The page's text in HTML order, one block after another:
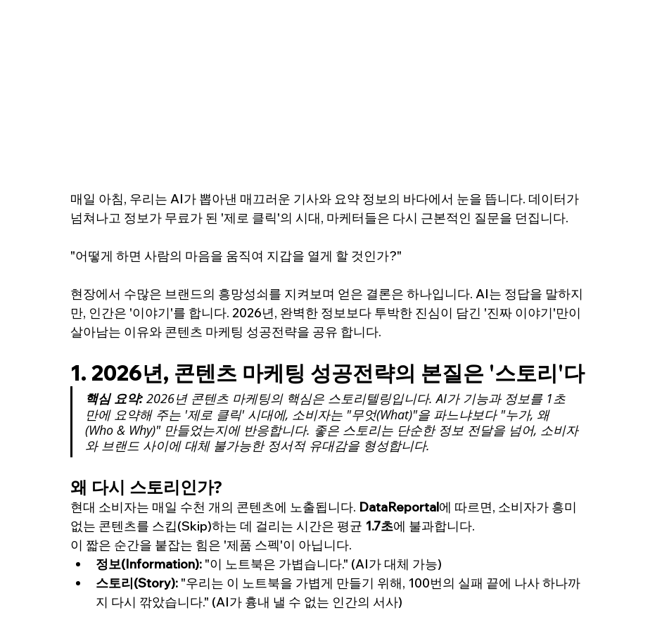
매일 아침, 우리는 AI가 뽑아낸 매끄러운 기사와 요약 정보의 바다에서 눈을 뜹니다. 데이터가
넘쳐나고 정보가 무료가 된 '제로 클릭'의 시대, 마케터들은 다시 근본적인 질문을 던집니다.
"어떻게 하면 사람의 마음을 움직여 지갑을 열게 할 것인가?"
현장에서 수많은 브랜드의 흥망성쇠를 지켜보며 얻은 결론은 하나입니다. AI는 정답을 말하지
만, 인간은 '이야기'를 합니다. 2026년, 완벽한 정보보다 투박한 진심이 담긴 '진짜 이야기'만이
살아남는 이유와 콘텐츠 마케팅 성공전략을 공유 합니다.
1. 2026년, 콘텐츠 마케팅 성공전략의 본질은 '스토리'다
핵심 요약: 2026년 콘텐츠 마케팅의 핵심은 스토리텔링입니다. AI가 기능과 정보를 1초
만에 요약해 주는 '제로 클릭' 시대에, 소비자는 "무엇(What)"을 파느냐보다 "누가, 왜
(Who & Why)" 만들었는지에 반응합니다. 좋은 스토리는 단순한 정보 전달을 넘어, 소비자
와 브랜드 사이에 대체 불가능한 정서적 유대감을 형성합니다.
왜 다시 스토리인가?
현대 소비자는 매일 수천 개의 콘텐츠에 노출됩니다. DataReportal에 따르면, 소비자가 흥미
없는 콘텐츠를 스킵(Skip)하는 데 걸리는 시간은 평균 1.7초에 불과합니다.
이 짧은 순간을 붙잡는 힘은 '제품 스펙'이 아닙니다.
정보(Information): "이 노트북은 가볍습니다." (AI가 대체 가능)
스토리(Story): "우리는 이 노트북을 가볍게 만들기 위해, 100번의 실패 끝에 나사 하나까
지 다시 깎았습니다." (AI가 흉내 낼 수 없는 인간의 서사)